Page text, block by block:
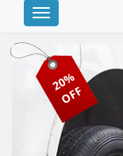
Toggle
20%
OFF